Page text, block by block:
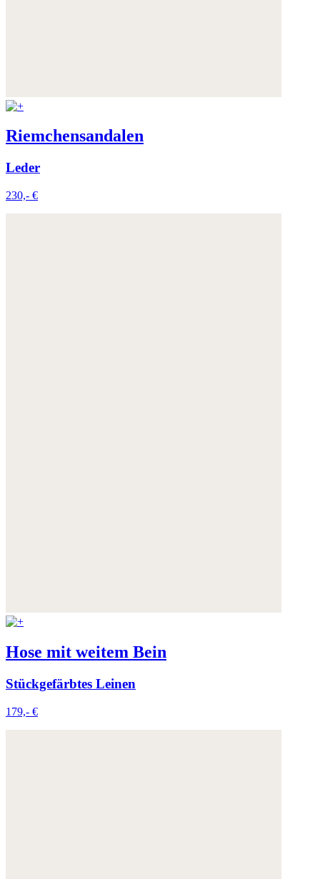
Riemchensandalen
Leder
230,- €
Hose mit weitem Bein
Stückgefärbtes Leinen
179,- €